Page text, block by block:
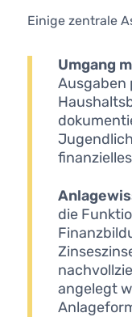
Einige zentrale
Umgang
Ausgaben
die
angelegt